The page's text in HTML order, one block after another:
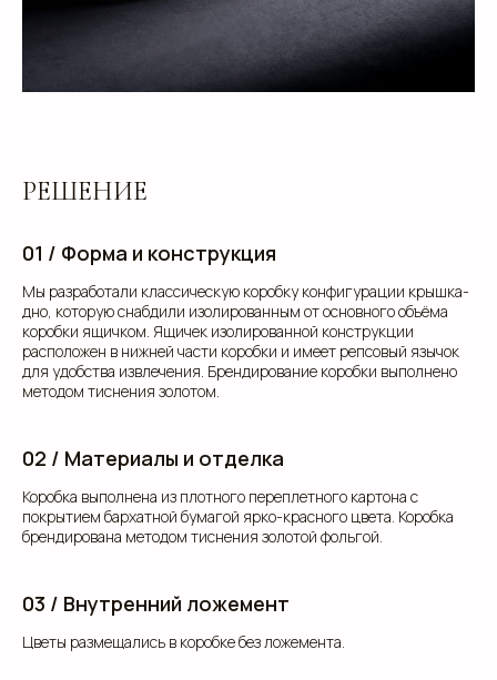
РЕШЕНИЕ
01 / Форма и конструкция
Мы разработали классическую коробку конфигурации крышка-
дно, которую снабдили изолированным от основного объёма
коробки ящичком. Ящичек изолированной конструкции
расположен в нижней части коробки и имеет репсовый язычок
для удобства извлечения. Брендирование коробки выполнено
методом тиснения золотом.
02 / Материалы и отделка
Коробка выполнена из плотного переплетного картона с
покрытием бархатной бумагой ярко-красного цвета. Коробка
брендирована методом тиснения золотой фольгой.
03 / Внутренний ложемент
Цветы размещались в коробке без ложемента.